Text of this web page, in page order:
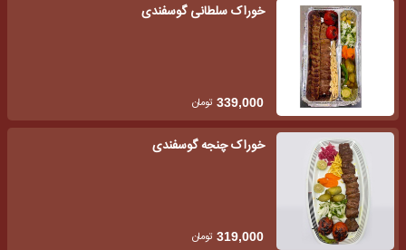
خوراک سلطانی گوسفندی
339,000 تومان
خوراک چنجه گوسفندی
319,000 تومان